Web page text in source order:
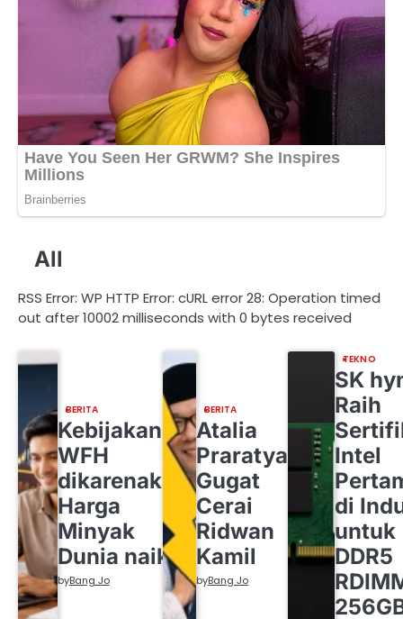
All
RSS Error: WP HTTP Error: cURL error 28: Operation timed
out after 10002 milliseconds with 0 bytes received
BERITA
Kebijakan
WFH
dikarenakan
Harga
Minyak
Dunia naik
byBang Jo
BERITA
Atalia
Praratya
Gugat
Cerai
Ridwan
Kamil
byBang Jo
TEKNO
SK
Raih
Intel
di
untuk
DDR5